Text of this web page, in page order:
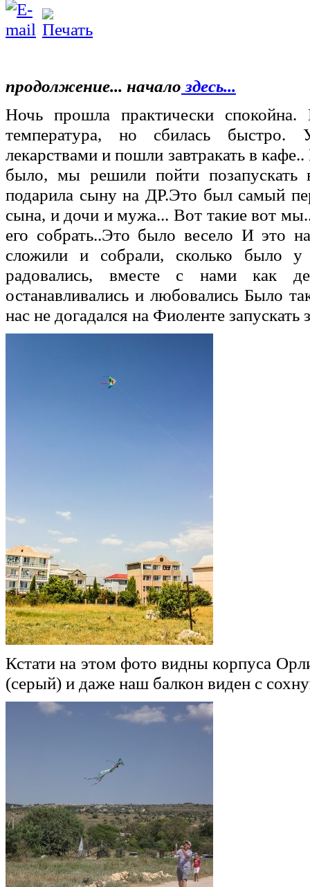
продолжение... начало здесь...
Ночь прошла практически
температура, но сбилась быстро.
лекарствами и пошли завтракать в
было, мы решили пойти позапускать
подарила сыну на ДР.Это был самый
сына, и дочи и мужа... Вот такие вот
его собрать..Это было весело И это
сложили и собрали, сколько было
радовались, вместе с нами как
останавливались и любовались Было
нас не догадался на Фиоленте запускать
Кстати на этом фото видны корпуса
(серый) и даже наш балкон виден с